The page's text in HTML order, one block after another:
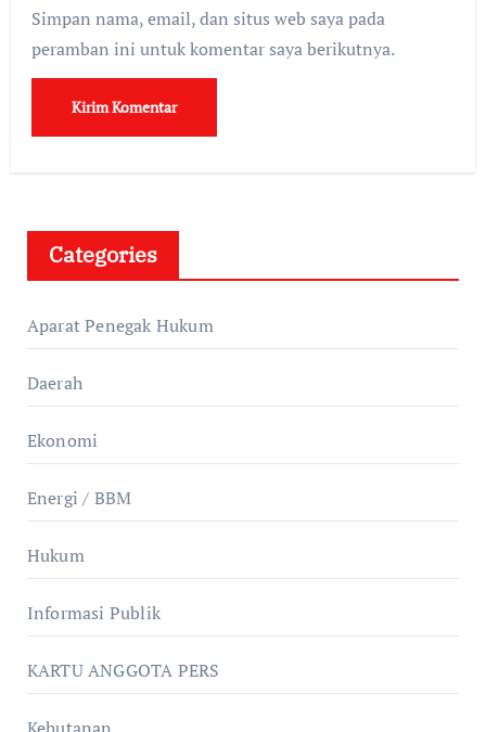
Simpan nama, email, dan situs web saya pada
peramban ini untuk komentar saya berikutnya.
Categories
Aparat Penegak Hukum
Daerah
Ekonomi
Energi / BBM
Hukum
Informasi Publik
KARTU ANGGOTA PERS